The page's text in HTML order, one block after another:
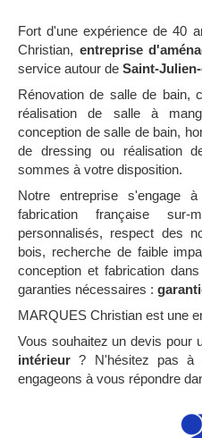
Fort d'une expérience de 40
Christian, entreprise
service autour de Saint-
Rénovation de salle de bain,
réalisation de salle à
conception de salle de bain,
de dressing ou réalisation
sommes à votre disposition.
Notre entreprise s'engage
fabrication française
personnalisés, respect des
bois, recherche de faible
conception et fabrication
garanties nécessaires :
MARQUES Christian est une
Vous souhaitez un devis pour
intérieur ? N'hésitez pas à
engageons à vous répondre